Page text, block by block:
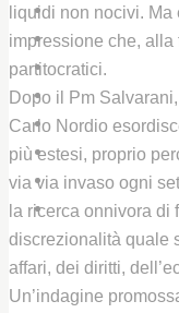
GIORGIO
CHI SIAMO
IL CENTRO
IL PREMIO
LIBRI E
BIBLIOTECHE
ARCHIVIO /
CONTATTI
liquidi non nocivi. Ma
impressione che, alla
partitocratici.
Dopo il Pm
Carlo Nordio
più estesi, proprio
via via invaso ogni
la ricerca onnivora di
discrezionalità quale
affari, dei diritti,
Un’indagine